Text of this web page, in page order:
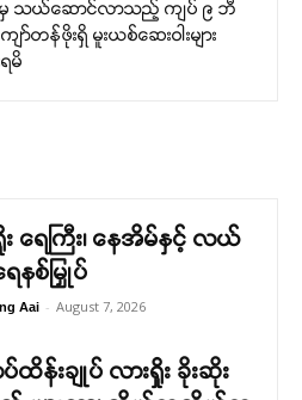
မှ သယ်ဆောင်လာသည့် ကျပ် ၉ ဘီ
ာ်တန်ဖိုးရှိ မူးယစ်ဆေးဝါးများ
မိ
း ရေကြီး၊ နေအိမ်နှင့် လယ်
ရေနစ်မြှုပ်
Aai - August 7, 2026
ထိန်းချုပ် လားရှိုး ခိုးဆိုး